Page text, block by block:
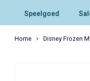
Speelgoed
Home Disney Frozen